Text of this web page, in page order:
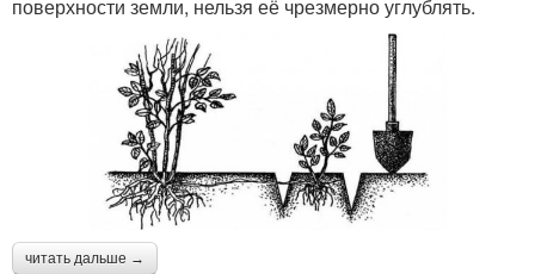
поверхности земли, нельзя её чрезмерно углублять.
читать дальше →